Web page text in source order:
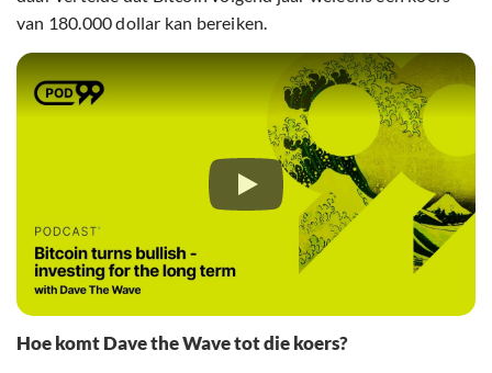
van 180.000 dollar kan bereiken.
Hoe komt Dave the Wave tot die koers?